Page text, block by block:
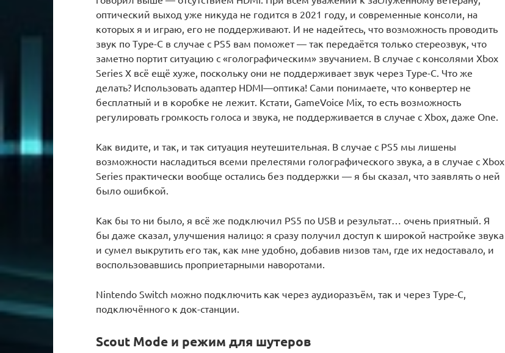
оптический выход уже никуда не годится в 2021 году, и современные консоли, на
которых я и играю, его не поддерживают. И не надейтесь, что возможность проводить
звук по Type-C в случае с PS5 вам поможет — так передаётся только стереозвук, что
заметно портит ситуацию с «голографическим» звучанием. В случае с консолями Xbox
Series X всё ещё хуже, поскольку они не поддерживает звук через Type-C. Что же
делать? Использовать адаптер HDMI—оптика! Сами понимаете, что конвертер не
бесплатный и в коробке не лежит. Кстати, GameVoice Mix, то есть возможность
регулировать громкость голоса и звука, не поддерживается в случае с Xbox, даже One.
Как видите, и так, и так ситуация неутешительная. В случае с PS5 мы лишены
возможности насладиться всеми прелестями голографического звука, а в случае с Xbox
Series практически вообще остались без поддержки — я бы сказал, что заявлять о ней
было ошибкой.
Как бы то ни было, я всё же подключил PS5 по USB и результат… очень приятный. Я
бы даже сказал, улучшения налицо: я сразу получил доступ к широкой настройке звука
и сумел выкрутить его так, как мне удобно, добавив низов там, где их недоставало, и
воспользовавшись проприетарными наворотами.
Nintendo Switch можно подключить как через аудиоразъём, так и через Type-C,
подключённого к док-станции.
Scout Mode и режим для шутеров